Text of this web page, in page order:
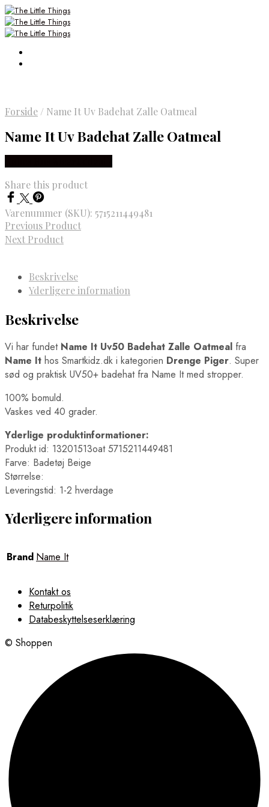
Forside / Name It Uv Badehat Zalle Oatmeal
Name It Uv Badehat Zalle Oatmeal
Share this product
Varenummer (SKU): 5715211449481
Previous Product
Next Product
Beskrivelse
Yderligere information
Beskrivelse
Vi har fundet Name It Uv50 Badehat Zalle Oatmeal fra
Name It hos Smartkidz.dk i kategorien Drenge Piger. Super
sød og praktisk UV50+ badehat fra Name It med stropper.
100% bomuld.
Vaskes ved 40 grader.
Yderlige produktinformationer:
Produkt id: 13201513oat 5715211449481
Farve: Badetøj Beige
Størrelse:
Leveringstid: 1-2 hverdage
Yderligere information
Brand Name It
Kontakt os
Returpolitik
Databeskyttelseserklæring
© Shoppen